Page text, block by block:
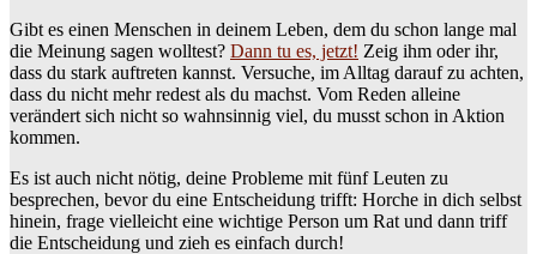
Gibt es einen Menschen in deinem Leben, dem du schon lange mal
die Meinung sagen wolltest? Dann tu es, jetzt! Zeig ihm oder ihr,
dass du stark auftreten kannst. Versuche, im Alltag darauf zu achten,
dass du nicht mehr redest als du machst. Vom Reden alleine
verändert sich nicht so wahnsinnig viel, du musst schon in Aktion
kommen.
Es ist auch nicht nötig, deine Probleme mit fünf Leuten zu
besprechen, bevor du eine Entscheidung trifft: Horche in dich selbst
hinein, frage vielleicht eine wichtige Person um Rat und dann triff
die Entscheidung und zieh es einfach durch!